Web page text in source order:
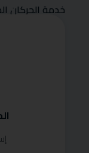
خدمة الحركان